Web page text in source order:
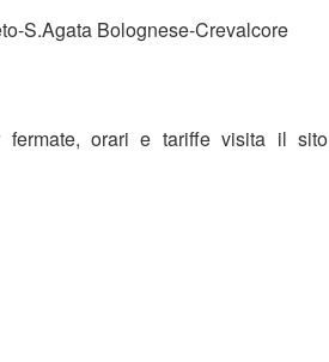
S.Agata Bolognese-Crevalcore
fermate, orari e tariffe visita il sito